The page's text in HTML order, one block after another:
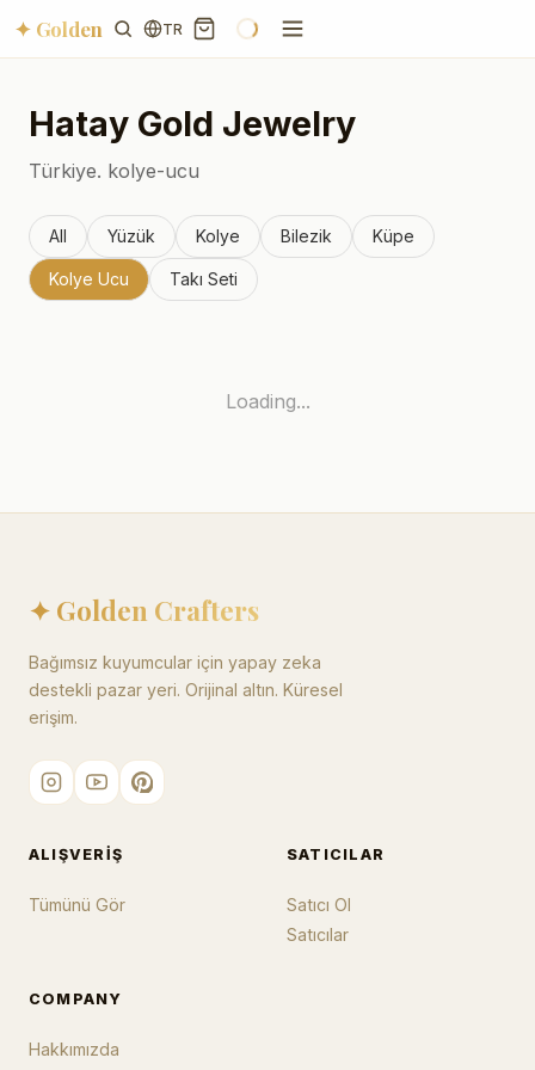
✦ Golden TR
Hatay Gold Jewelry
Türkiye. kolye-ucu
All Yüzük Kolye Bilezik Küpe
Kolye Ucu Takı Seti
Loading...
✦ Golden Crafters
Bağımsız kuyumcular için yapay zeka
destekli pazar yeri. Orijinal altın. Küresel
erişim.
ALIŞVERIŞ
Tümünü Gör
SATICILAR
Satıcı Ol
Satıcılar
COMPANY
Hakkımızda